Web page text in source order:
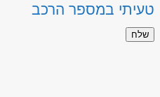
טעיתי במספר הרכב
שלח